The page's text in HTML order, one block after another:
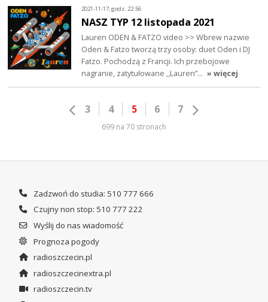
2021-11-17, godz. 22:56
NASZ TYP 12 listopada 2021
Lauren ODEN & FATZO video >> Wbrew nazwie
Oden & Fatzo tworzą trzy osoby: duet Oden i DJ
Fatzo. Pochodzą z Francji. Ich przebojowe
nagranie, zatytułowane ,,Lauren”… » więcej
3 4 5 6 7
699 na 70 stronach
Zadzwoń do studia: 510 777 666
Czujny non stop: 510 777 222
Wyślij do nas wiadomość
Prognoza pogody
radioszczecin.pl
radioszczecinextra.pl
radioszczecin.tv